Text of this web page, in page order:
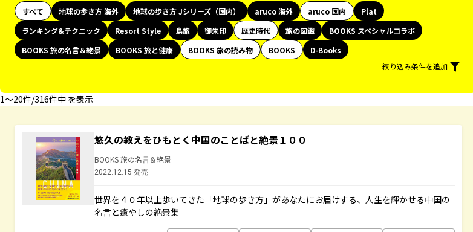
すべて 地球の歩き方 海外 地球の歩き方 Jシリーズ（国内） aruco 海外 aruco 国内
Plat
ランキング&テクニック
Resort Style 島旅 御朱印 歴史時代 旅の図鑑
BOOKS スペシャルコラボ
BOOKS 旅の名言＆絶景
BOOKS 旅と健康 BOOKS 旅の読み物 BOOKS
D-Books
絞り込み条件を追加
1〜20件/316件中 を表示
悠久の教えをひもとく中国のことばと絶景１００
BOOKS 旅の名言＆絶景
2022.12.15 発売
世界を４０年以上歩いてきた「地球の歩き方」があなたにお届けする、人生を輝かせる中国の
名言と癒やしの絶景集